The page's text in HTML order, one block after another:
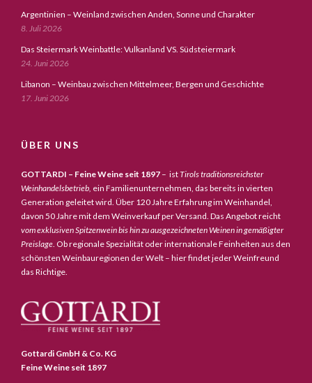
Argentinien – Weinland zwischen Anden, Sonne und Charakter
8. Juli 2026
Das Steiermark Weinbattle: Vulkanland VS. Südsteiermark
24. Juni 2026
Libanon – Weinbau zwischen Mittelmeer, Bergen und Geschichte
17. Juni 2026
ÜBER UNS
GOTTARDI – Feine Weine seit 1897 – istTirols traditionsreichster
Weinhandelsbetrieb, ein Familienunternehmen, das bereits in vierten
Generation geleitet wird. Über 120 Jahre Erfahrung im Weinhandel,
davon 50 Jahre mit dem Weinverkauf per Versand. Das Angebot reicht
vom exklusiven Spitzenwein bis hin zu ausgezeichneten Weinen in gemäßigter
Preislage. Ob regionale Spezialität oder internationale Feinheiten aus den
schönsten Weinbauregionen der Welt – hier findet jeder Weinfreund
das Richtige.
Gottardi GmbH & Co. KG
Feine Weine seit 1897